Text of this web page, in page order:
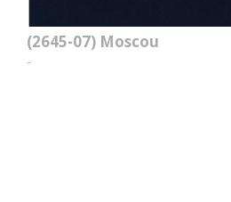
(2645-07) Moscou
-